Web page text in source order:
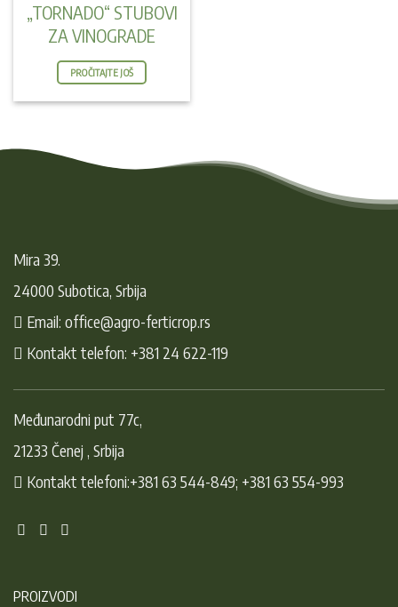
„TORNADO“ STUBOVI
ZA VINOGRADE
PROČITAJTE JOŠ
Mira 39.
24000 Subotica, Srbija
Email: office@agro-ferticrop.rs
Kontakt telefon: +381 24 622-119
Međunarodni put 77c,
21233 Čenej , Srbija
Kontakt telefoni:+381 63 544-849; +381 63 554-993
PROIZVODI